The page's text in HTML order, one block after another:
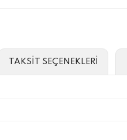
TAKSİT SEÇENEKLERİ